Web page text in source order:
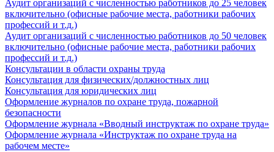
Аудит организаций с численностью работников до 25 человек
включительно (офисные рабочие места, работники рабочих
профессий и т.д.)
Аудит организаций с численностью работников до 50 человек
включительно (офисные рабочие места, работники рабочих
профессий и т.д.)
Консультации в области охраны труда
Консультация для физических/должностных лиц
Консультация для юридических лиц
Оформление журналов по охране труда, пожарной
безопасности
Оформление журнала «Вводный инструктаж по охране труда»
Оформление журнала «Инструктаж по охране труда на
рабочем месте»